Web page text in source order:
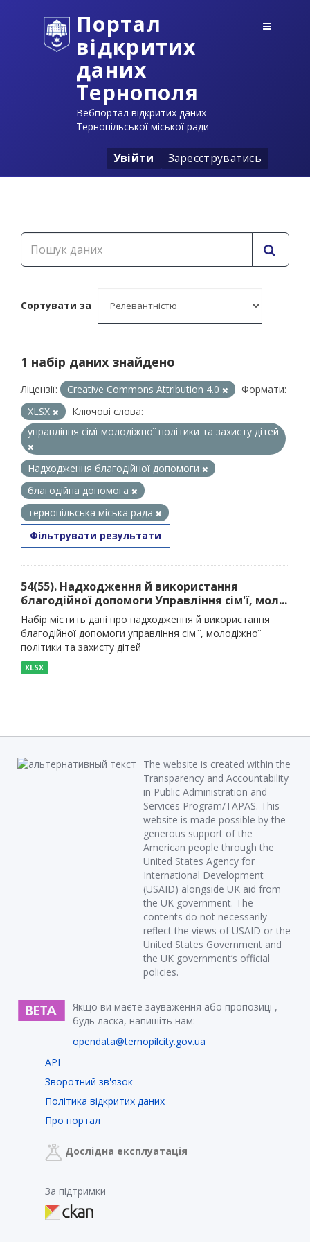
Портал
відкритих
даних
Тернополя
Вебпортал відкритих даних
Тернопільської міської ради
Увійти Зареєструватись
Сортувати за
1 набір даних знайдено
Ліцензії: Creative Commons Attribution 4.0
Формати:
XLSX
Ключові слова:
управління сімї молодіжної політики та захисту дітей
Надходження благодійної допомоги
благодійна допомога
тернопільська міська рада
Фільтрувати результати
54(55). Надходження й використання
благодійної допомоги Управління сім'ї, мол...
Набір містить дані про надходження й використання
благодійної допомоги управління сім'ї, молодіжної
політики та захисту дітей
XLSX
The website is created within the
Transparency and Accountability
in Public Administration and
Services Program/TAPAS. This
website is made possible by the
generous support of the
American people through the
United States Agency for
International Development
(USAID) alongside UK aid from
the UK government. The
contents do not necessarily
reflect the views of USAID or the
United States Government and
the UK government’s official
policies.
Якщо ви маєте зауваження або пропозиції,
будь ласка, напишіть нам:
opendata@ternopilcity.gov.ua
API
Зворотний зв'язок
Політика відкритих даних
Про портал
Дослідна експлуатація
За підтримки